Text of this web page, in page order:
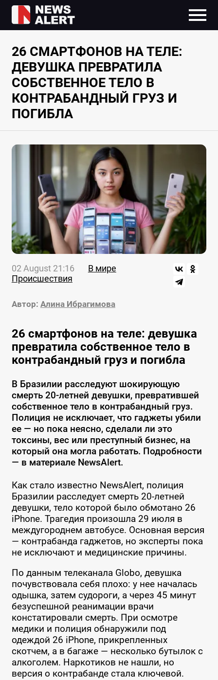
26 СМАРТФОНОВ НА ТЕЛЕ:
ДЕВУШКА ПРЕВРАТИЛА
СОБСТВЕННОЕ ТЕЛО В
КОНТРАБАНДНЫЙ ГРУЗ И
ПОГИБЛА
02 August 21:16
В мире
Происшествия
Автор: Алина Ибрагимова
26 смартфонов на теле: девушка
превратила собственное тело в
контрабандный груз и погибла
В Бразилии расследуют шокирующую
смерть 20-летней девушки, превратившей
собственное тело в контрабандный груз.
Полиция не исключает, что гаджеты убили
ее — но пока неясно, сделали ли это
токсины, вес или преступный бизнес, на
который она могла работать. Подробности
— в материале NewsAlert.
Как стало известно NewsAlert, полиция
Бразилии расследует смерть 20-летней
девушки, тело которой было обмотано 26
iPhone. Трагедия произошла 29 июля в
междугороднем автобусе. Основная версия
— контрабанда гаджетов, но эксперты пока
не исключают и медицинские причины.
По данным телеканала Globo, девушка
почувствовала себя плохо: у нее началась
одышка, затем судороги, а через 45 минут
безуспешной реанимации врачи
констатировали смерть. При осмотре
медики и полиция обнаружили под
одеждой 26 iPhone, прикрепленных
скотчем, а в багаже — несколько бутылок с
алкоголем. Наркотиков не нашли, но
версия о контрабанде стала ключевой.